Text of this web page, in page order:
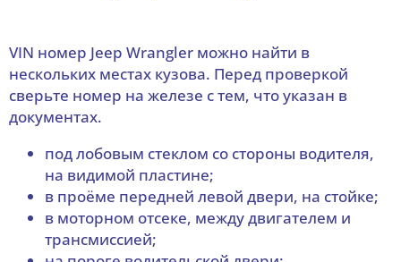
VIN номер Jeep Wrangler можно найти в
нескольких местах кузова. Перед проверкой
сверьте номер на железе с тем, что указан в
документах.
под лобовым стеклом со стороны водителя,
на видимой пластине;
в проёме передней левой двери, на стойке;
в моторном отсеке, между двигателем и
трансмиссией;